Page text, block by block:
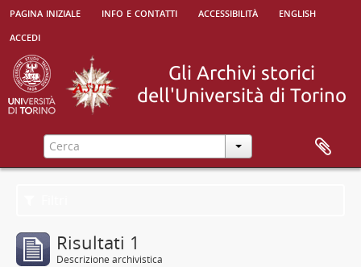
pagina iniziale info e contatti accessibilità
english
accedi
Risultati 1
Descrizione archivistica